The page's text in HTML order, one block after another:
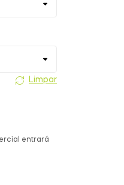
Limpar
entrará